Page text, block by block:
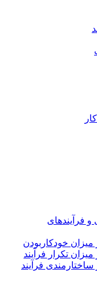
و فرآیندهای
میزان خودکاربودن
تکرار فرآیند
ساختارمندی فرآیند